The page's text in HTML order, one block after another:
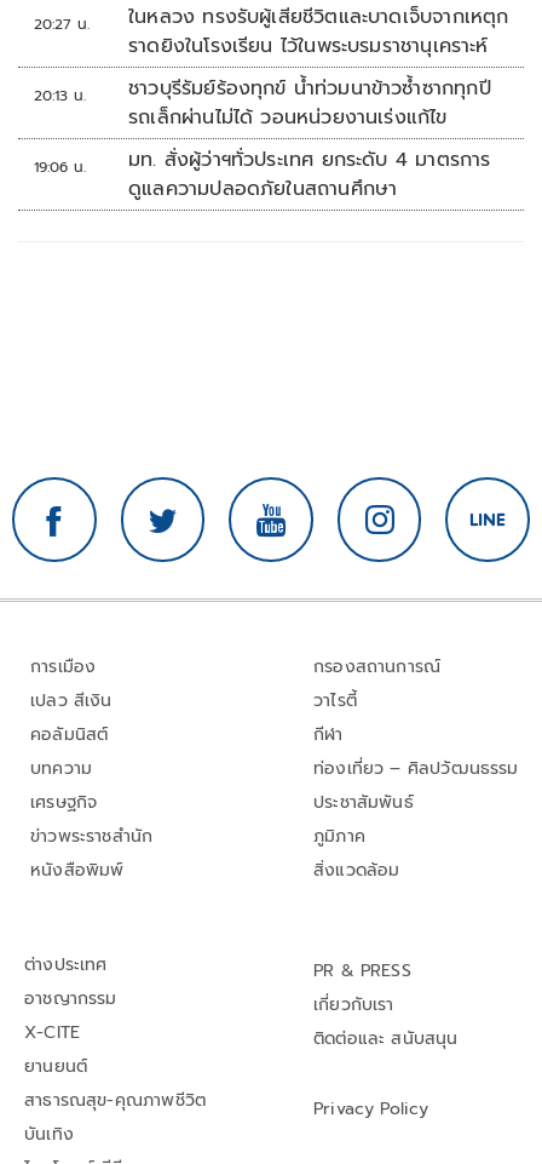
20:27 น.
ในหลวง ทรงรับผู้เสียชีวิตและบาดเจ็บจากเหตุก
ราดยิงในโรงเรียน ไว้ในพระบรมราชานุเคราะห์
20:13 น.
ชาวบุรีรัมย์ร้องทุกข์ น้ำท่วมนาข้าวซ้ำซากทุกปี
รถเล็กผ่านไม่ได้ วอนหน่วยงานเร่งแก้ไข
19:06 น.
มท. สั่งผู้ว่าฯทั่วประเทศ ยกระดับ 4 มาตรการ
ดูแลความปลอดภัยในสถานศึกษา
การเมือง
เปลว สีเงิน
คอลัมนิสต์
บทความ
เศรษฐกิจ
ข่าวพระราชสำนัก
หนังสือพิมพ์
กรองสถานการณ์
วาไรตี้
กีฬา
ท่องเที่ยว – ศิลปวัฒนธรรม
ประชาสัมพันธ์
ภูมิภาค
สิ่งแวดล้อม
ต่างประเทศ
อาชญากรรม
X-CITE
ยานยนต์
สาธารณสุข-คุณภาพชีวิต
บันเทิง
PR & PRESS
เกี่ยวกับเรา
ติดต่อและ สนับสนุน
Privacy Policy